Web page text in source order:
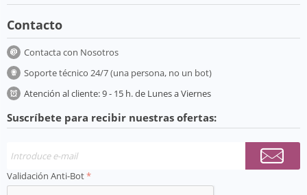
Contacto
Contacta con Nosotros
Soporte técnico 24/7 (una persona, no un bot)
Atención al cliente: 9 - 15 h. de Lunes a Viernes
Suscríbete para recibir nuestras ofertas:
Validación Anti-Bot